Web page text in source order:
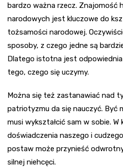
bardzo ważna rzecz. Znajomość
narodowych jest kluczowe do
tożsamości narodowej.
sposoby, z czego jedne są
Dlatego istotna jest
tego, czego się uczymy.
Można się też zastanawiać nad
patriotyzmu da się nauczyć. Być
musi wykształcić sam w sobie.
doświadczenia naszego i
postaw może przynieść
silnej niehcęci.